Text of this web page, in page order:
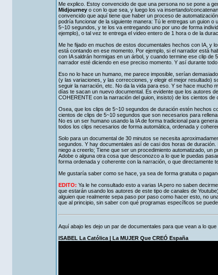
Me explico. Estoy convencido de que una persona no se pone a
Midjourneyo con lo que sea, y luego los va insertando/
convencido que aquí tiene que haber un proceso de
podría funcionar de la siguiente manera: Tú le entregas un guion
5~10 segundos, y te los va entregando uno por uno de forma
ejemplo), o tal vez te entrega el video entero de 1 hora o de la
Me he fijado en muchos de estos documentales hechos con IA, y
está contando en ese momento. Por ejemplo, si el narrador está
con IA saldrán hormigas en un árbol, y cuando termine ese clip de
narrador esté diciendo en ese preciso momento. Y así durante
Eso no lo hace un humano, me parece imposible, serían
(y las variaciones, y las correcciones, y elegir el mejor resultado)
seguir la narración, etc. No da la vida para eso. Y se hace mucho
días te sacan un nuevo documental. Es evidente que los autores
COHERENTE con la narración del guion, insisto) de los cientos
Osea, que los clips de 5~10 segundos de duración estén hechos
cientos de clips de 5~10 segundos que son necesarios para
No es un ser humano usando la IA de forma tradicional para
todos los clips necesarios de forma automática, ordenada y
Solo para un documental de 30 minutos se necesita
segundos. Y hay documentales así de casi dos horas de
niego a creerlo; Tiene que ser un procedimiento automatizado,
Adobe o alguna otra cosa que desconozco a lo que le puedas
forma ordenada y coherente con la narración, o que directamente
Me gustaría saber como se hace, ya sea de forma gratuita o
EDITO: Ya le he consultado esto a varias IA pero no saben
que estarán usando los autores de este tipo de canales de
alguien que realmente sepa paso por paso como hacer esto, no
que al principio, sin saber con qué programas específicos se
Aquí abajo les dejo un par de documentales para que vean a lo que
ISABEL La Católica | La MUJER Que CREÓ España